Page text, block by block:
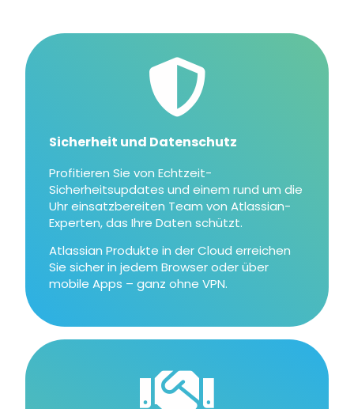
Sicherheit und Datenschutz
Profitieren Sie von Echtzeit-
Sicherheitsupdates und einem rund um die
Uhr einsatzbereiten Team von Atlassian-
Experten, das Ihre Daten schützt.
Atlassian Produkte in der Cloud erreichen
Sie sicher in jedem Browser oder über
mobile Apps – ganz ohne VPN.